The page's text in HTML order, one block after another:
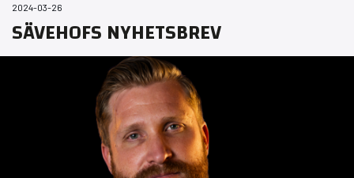
2024-03-26
SÄVEHOFS NYHETSBREV